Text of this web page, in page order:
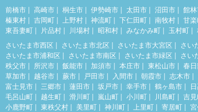
前橋市 高崎市 桐生市 伊勢崎市 太田市 沼田市 館
榛東村
吉岡町 上野村 神流町 下仁田町 南牧村 甘
東吾妻町
片品村 川場村 昭和村 みなかみ町 玉村町
さいたま市西区 さいたま市北区 さいたま市大宮区 さい
さいたま市浦和区
さいたま市南区 さいたま市緑区 さい
秩父市
所沢市 飯能市 加須市 本庄市 東松山市 春
草加市
越谷市 蕨市 戸田市 入間市 朝霞市 志木市
富士見市
三郷市 蓮田市 坂戸市 幸手市 鶴ヶ島市
毛呂山町
越生町 滑川町 嵐山町 小川町 川島町 吉
小鹿野町
東秩父村 美里町 神川町 上里町 寄居町